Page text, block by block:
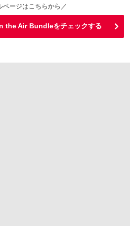
ページはこちらから／
the Air Bundleをチェックする